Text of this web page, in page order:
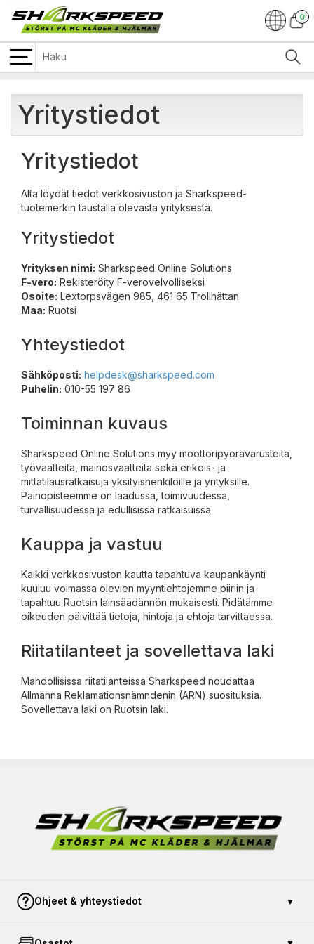
0
Yritystiedot
Yritystiedot
Alta löydät tiedot verkkosivuston ja Sharkspeed-
tuotemerkin taustalla olevasta yrityksestä.
Yritystiedot
Yrityksen nimi: Sharkspeed Online Solutions
F-vero: Rekisteröity F-verovelvolliseksi
Osoite: Lextorpsvägen 985, 461 65 Trollhättan
Maa: Ruotsi
Yhteystiedot
Sähköposti: helpdesk@sharkspeed.com
Puhelin: 010-55 197 86
Toiminnan kuvaus
Sharkspeed Online Solutions myy moottoripyörävarusteita,
työvaatteita, mainosvaatteita sekä erikois- ja
mittatilausratkaisuja yksityishenkilöille ja yrityksille.
Painopisteemme on laadussa, toimivuudessa,
turvallisuudessa ja edullisissa ratkaisuissa.
Kauppa ja vastuu
Kaikki verkkosivuston kautta tapahtuva kaupankäynti
kuuluu voimassa olevien myyntiehtojemme piiriin ja
tapahtuu Ruotsin lainsäädännön mukaisesti. Pidätämme
oikeuden päivittää tietoja, hintoja ja ehtoja tarvittaessa.
Riitatilanteet ja sovellettava laki
Mahdollisissa riitatilanteissa Sharkspeed noudattaa
Allmänna Reklamationsnämndenin (ARN) suosituksia.
Sovellettava laki on Ruotsin laki.
Ohjeet & yhteystiedot ▼
Ota yhteyttä